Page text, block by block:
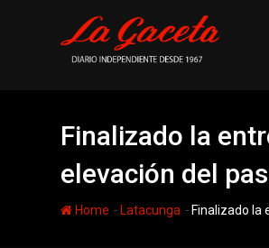
Finalizado la
elevación del
Home - Latacunga - Finalizado la